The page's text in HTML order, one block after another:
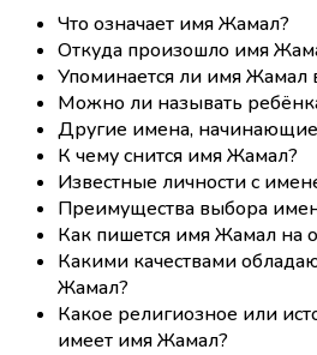
Что означает имя Жамал?
Откуда произошло имя
Упоминается ли имя Жамал
Можно ли называть
Другие имена,
К чему снится имя Жамал?
Известные личности с
Преимущества выбора
Как пишется имя Жамал на
Какими качествами
Жамал?
Какое религиозное или
имеет имя Жамал?